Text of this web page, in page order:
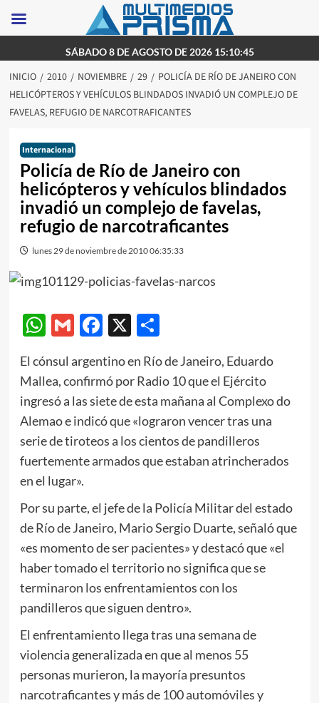
al
contenido
SÁBADO 8 DE AGOSTO DE 2026 15:10:45
INICIO 2010 NOVIEMBRE 29
POLICÍA DE RÍO DE JANEIRO CON
HELICÓPTEROS Y VEHÍCULOS BLINDADOS INVADIÓ UN COMPLEJO DE
FAVELAS, REFUGIO DE NARCOTRAFICANTES
Internacional
Policía de Río de Janeiro con
helicópteros y vehículos blindados
invadió un complejo de favelas,
refugio de narcotraficantes
lunes 29 de noviembre de 2010 06:35:33
WhatsApp
GmailFacebook
X Compartir
El cónsul argentino en Río de Janeiro, Eduardo
Mallea, confirmó por Radio 10 que el Ejército
ingresó a las siete de esta mañana al Complexo do
Alemao e indicó que «lograron vencer tras una
serie de tiroteos a los cientos de pandilleros
fuertemente armados que estaban atrincherados
en el lugar».
Por su parte, el jefe de la Policía Militar del estado
de Río de Janeiro, Mario Sergio Duarte, señaló que
«es momento de ser pacientes» y destacó que «el
haber tomado el territorio no significa que se
terminaron los enfrentamientos con los
pandilleros que siguen dentro».
El enfrentamiento llega tras una semana de
violencia generalizada en que al menos 55
personas murieron, la mayoría presuntos
narcotraficantes y más de 100 automóviles y